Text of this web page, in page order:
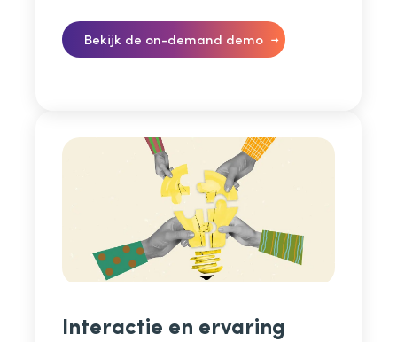
Bekijk de on-demand demo
Interactie en ervaring